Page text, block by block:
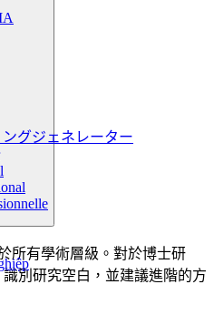
グジェネレーター
所有學術層級。對於博士研
別研究空白，並建議進階的方